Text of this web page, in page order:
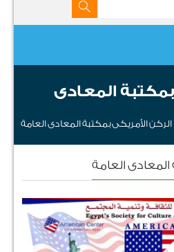
المعادى
الركن الأمريكى بمكتبة المعادى العامة
المعادى العامة